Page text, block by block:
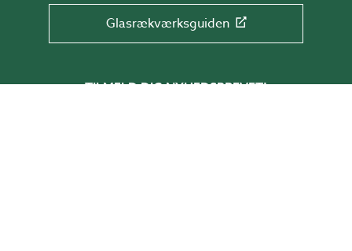
Glasrækværksguiden
TILMELD DIG NYHEDSBREVET!